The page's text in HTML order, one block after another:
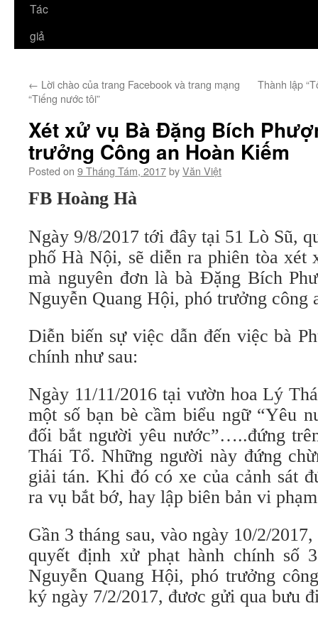
Tác
giả
← Lời chào của trang Facebook và trang mạng
“Tiếng nước tôi”
Thành lập
Xét xử vụ Bà Đặng Bích
trưởng Công an Hoàn Kiếm
Posted on 9 Tháng Tám, 2017byVăn Việt
FB Hoàng Hà
Ngày 9/8/2017 tới đây tại 51 Lò Sũ,
phố Hà Nội, sẽ diễn ra phiên tòa xét
mà nguyên đơn là bà Đặng Bích
Nguyễn Quang Hội, phó trưởng công
Diễn biến sự việc dẫn đến việc bà
chính như sau:
Ngày 11/11/2016 tại vườn hoa Lý
một số bạn bè cầm biểu ngữ “Yêu
đối bắt người yêu nước”…..đứng
Thái Tổ. Những người này đứng
giải tán. Khi đó có xe của cảnh sát
ra vụ bắt bớ, hay lập biên bản vi
Gần 3 tháng sau, vào ngày 10/2/
quyết định xử phạt hành chính số
Nguyễn Quang Hội, phó trưởng
ký ngày 7/2/2017, đươc gửi qua bưu